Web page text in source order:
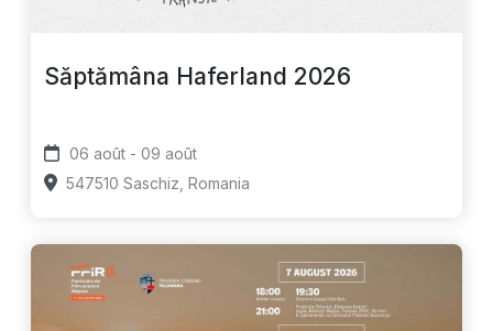
Săptămâna Haferland 2026
06 août - 09 août
547510 Saschiz, Romania